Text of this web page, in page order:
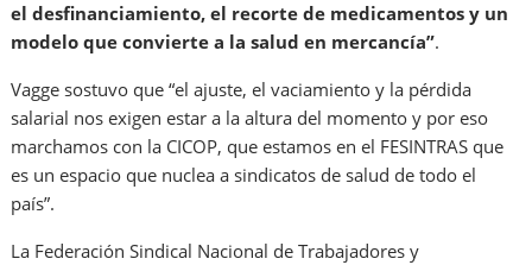
el desfinanciamiento, el recorte de medicamentos y un
modelo que convierte a la salud en mercancía”.
Vagge sostuvo que “el ajuste, el vaciamiento y la pérdida
salarial nos exigen estar a la altura del momento y por eso
marchamos con la CICOP, que estamos en el FESINTRAS que
es un espacio que nuclea a sindicatos de salud de todo el
país”.
La Federación Sindical Nacional de Trabajadores y